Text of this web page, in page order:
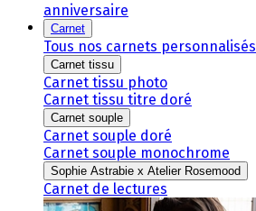
anniversaire
Carnet
Tous nos carnets personnalisés
Carnet tissu
Carnet tissu photo
Carnet tissu titre doré
Carnet souple
Carnet souple doré
Carnet souple monochrome
Sophie Astrabie x Atelier Rosemood
Carnet de lectures